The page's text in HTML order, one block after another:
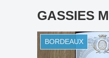
GASSIES
BORDEAUX